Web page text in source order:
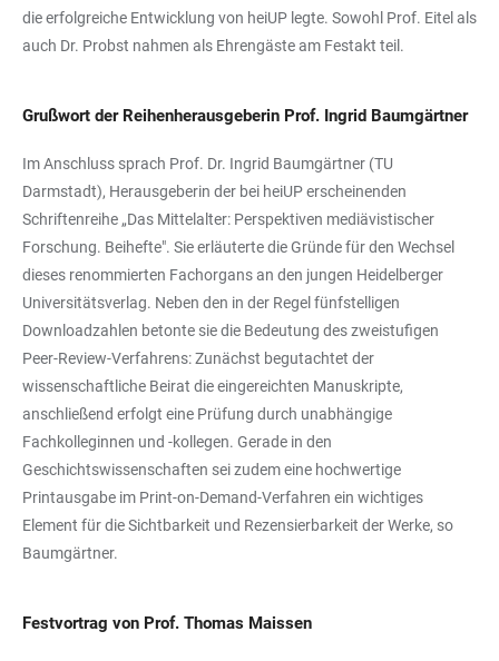
die erfolgreiche Entwicklung von heiUP legte. Sowohl Prof. Eitel als
auch Dr. Probst nahmen als Ehrengäste am Festakt teil.
Grußwort der Reihenherausgeberin Prof. Ingrid Baumgärtner
Im Anschluss sprach Prof. Dr. Ingrid Baumgärtner (TU
Darmstadt), Herausgeberin der bei heiUP erscheinenden
Schriftenreihe „Das Mittelalter: Perspektiven mediävistischer
Forschung. Beihefte". Sie erläuterte die Gründe für den Wechsel
dieses renommierten Fachorgans an den jungen Heidelberger
Universitätsverlag. Neben den in der Regel fünfstelligen
Downloadzahlen betonte sie die Bedeutung des zweistufigen
Peer-Review-Verfahrens: Zunächst begutachtet der
wissenschaftliche Beirat die eingereichten Manuskripte,
anschließend erfolgt eine Prüfung durch unabhängige
Fachkolleginnen und -kollegen. Gerade in den
Geschichtswissenschaften sei zudem eine hochwertige
Printausgabe im Print-on-Demand-Verfahren ein wichtiges
Element für die Sichtbarkeit und Rezensierbarkeit der Werke, so
Baumgärtner.
Festvortrag von Prof. Thomas Maissen